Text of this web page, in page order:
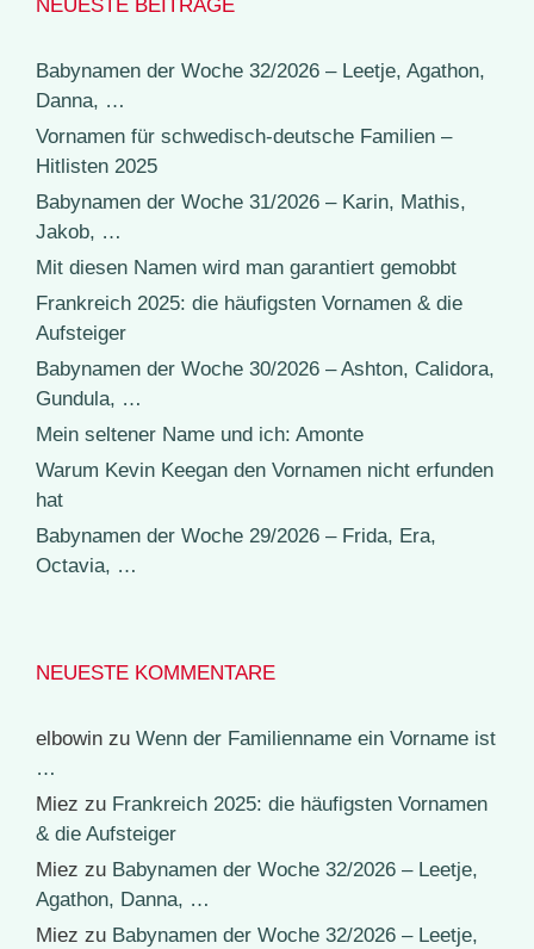
NEUESTE BEITRÄGE
Babynamen der Woche 32/2026 – Leetje, Agathon,
Danna, …
Vornamen für schwedisch-deutsche Familien –
Hitlisten 2025
Babynamen der Woche 31/2026 – Karin, Mathis,
Jakob, …
Mit diesen Namen wird man garantiert gemobbt
Frankreich 2025: die häufigsten Vornamen & die
Aufsteiger
Babynamen der Woche 30/2026 – Ashton, Calidora,
Gundula, …
Mein seltener Name und ich: Amonte
Warum Kevin Keegan den Vornamen nicht erfunden
hat
Babynamen der Woche 29/2026 – Frida, Era,
Octavia, …
NEUESTE KOMMENTARE
elbowin zu Wenn der Familienname ein Vorname ist
…
Miez zu Frankreich 2025: die häufigsten Vornamen
& die Aufsteiger
Miez zu Babynamen der Woche 32/2026 – Leetje,
Agathon, Danna, …
Miez zu Babynamen der Woche 32/2026 – Leetje,